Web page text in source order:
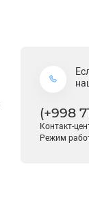
(+998
Контакт-
Режим